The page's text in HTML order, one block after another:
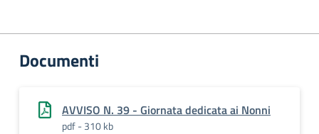
Documenti
AVVISO N. 39 - Giornata dedicata ai Nonni
pdf - 310 kb